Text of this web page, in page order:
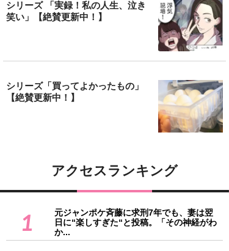
シリーズ 「実録！私の人生、泣き
笑い」【絶賛更新中！】
シリーズ「買ってよかったもの」
【絶賛更新中！】
アクセスランキング
1
元ジャンポケ斉藤に求刑7年でも、妻は翌
日に“楽しすぎた“と投稿。「その神経がわ
か...